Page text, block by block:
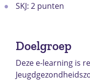
SKJ: 2 punten
Doelgroep
Deze e-learning is